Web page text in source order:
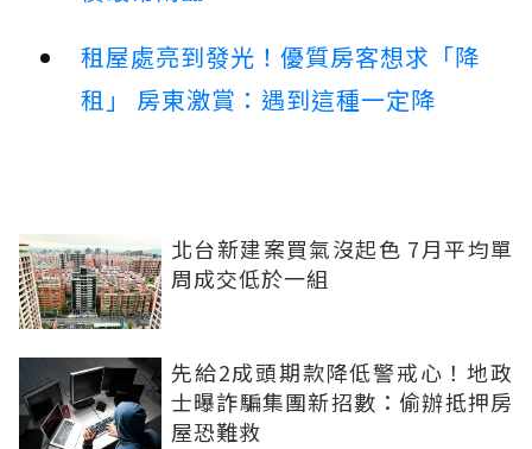
租屋處亮到發光！優質房客想求「降
租」 房東激賞：遇到這種一定降
北台新建案買氣沒起色 7月平均單
周成交低於一組
先給2成頭期款降低警戒心！地政
士曝詐騙集團新招數：偷辦抵押房
屋恐難救